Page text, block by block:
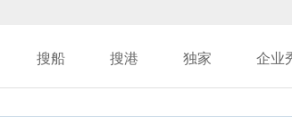
搜船 搜港 独家 企业